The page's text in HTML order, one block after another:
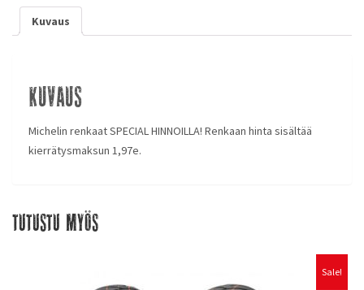
Kuvaus
Kuvaus
Michelin renkaat SPECIAL HINNOILLA! Renkaan hinta sisältää
kierrätysmaksun 1,97e.
Tutustu myös
Sale!